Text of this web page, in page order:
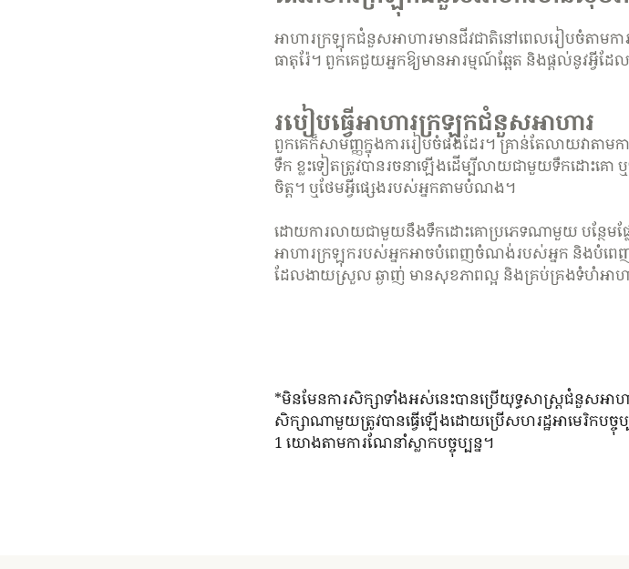
អាហារក្រឡុកជំនួសអាហារមានជីវជាតិនៅពេលរៀបចំតាមក
ធាតុរ៉ែ។ ពួកគេជួយអ្នកឱ្យមានអារម្មណ៍ឆ្អែត និងផ្តល់នូវអ្វីដ
របៀបធ្វើអាហារក្រឡុកជំនួសអាហារ
ពួកគេក៏សាមញ្ញក្នុងការរៀបចំផងដែរ។ គ្រាន់តែលាយវាតាម
ទឹក ខ្លះទៀតត្រូវបានរចនាឡើងដើម្បីលាយជាមួយទឹកដោះ
ចិត្ត។ ឬថែមអ្វីផ្សេង​របស់​អ្នក​តាម​បំណង។
ដោយការលាយជាមួយនឹងទឹកដោះគោប្រភេទណាមួយ បន្ថែមផ្
អាហារក្រឡុករបស់អ្នកអាចបំពេញចំណង់របស់អ្នក និងបំពេញត
ដែលងាយស្រួល ឆ្ងាញ់ មានសុខភាពល្អ និងគ្រប់គ្រងទំហំអាហា
*មិនមែនការសិក្សាទាំងអស់នេះបានប្រើយុទ្ធសាស្ត្រជំនួសអា
សិក្សា​ណា​មួយ​ត្រូវ​បាន​ធ្វើ​ឡើង​ដោយ​ប្រើ​សហរដ្ឋ​អាមេរិក​ប
1 យោងតាមការណែនាំស្លាកបច្ចុប្បន្ន។